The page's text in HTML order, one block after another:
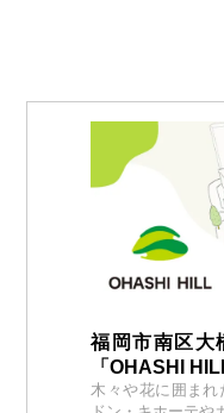
福岡市南区大
「OHASHI
木々や花に囲まれ